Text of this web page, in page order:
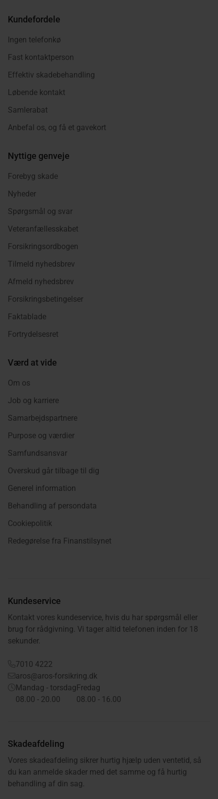
Kundefordele
Ingen telefonkø
Fast kontaktperson
Effektiv skadebehandling
Løbende kontakt
Samlerabat
Anbefal os, og få et gavekort
Nyttige genveje
Forebyg skade
Nyheder
Spørgsmål og svar
Veteranfællesskabet
Forsikringsordbogen
Tilmeld nyhedsbrev
Afmeld nyhedsbrev
Forsikringsbetingelser
Faktablade
Fortrydelsesret
Værd at vide
Om os
Job og karriere
Samarbejdspartnere
Purpose og værdier
Samfundsansvar
Overskud går tilbage til dig
Generel information
Behandling af persondata
Cookiepolitik
Redegørelse fra Finanstilsynet
Kundeservice
Kontakt vores kundeservice, hvis du har spørgsmål eller
brug for rådgivning. Vi tager altid telefonen inden for 18
sekunder.
7010 4222
aros@aros-forsikring.dk
Mandag - torsdag
08.00 - 20.00
Fredag
08.00 - 16.00
Skadeafdeling
Vores skadeafdeling sikrer hurtig hjælp uden ventetid, så
du kan anmelde skader med det samme og få hurtig
behandling af din sag.